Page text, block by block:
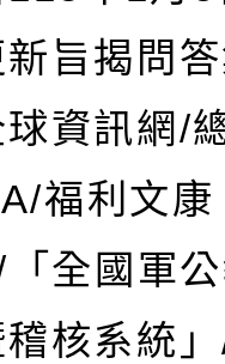
旨揭問
資訊網/
福利文
全國軍
核系統